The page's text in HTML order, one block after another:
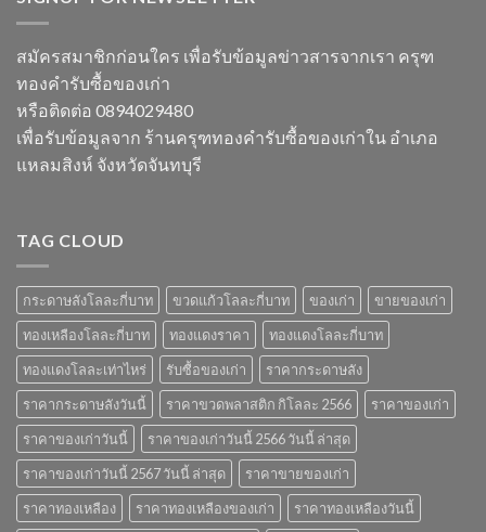
ซื้อ
เก่า
ที่
สนใจ
ในปี
ไหร่
ราคา
วัสดุ
ซื้อ
ของ
เก่า
ยอด
2566
สมัครสมาชิกก่อนใคร เพื่อรับข้อมูลข่าวสารจากเรา ครุฑ
ทองคำรับซื้อของเก่า
หรือติดต่อ 0894029480
เพื่อรับข้อมูลจาก ร้านครุฑทองคำรับซื้อของเก่าใน อำเภอ
แหลมสิงห์ จังหวัดจันทบุรี
TAG CLOUD
กระดาษลังโลละกี่บาท ขวดแก้วโลละกี่บาท ของเก่า
ขายของเก่า
ทองเหลืองโลละกี่บาท
ทองแดงราคา
ทองแดงโลละกี่บาท
ทองแดงโลละเท่าไหร่
รับซื้อของเก่า
ราคากระดาษลัง
ราคากระดาษลังวันนี้
ราคาขวดพลาสติก กิโลละ 2566
ราคาของเก่า
ราคาของเก่าวันนี้
ราคาของเก่าวันนี้ 2566 วันนี้ ล่าสุด
ราคาของเก่าวันนี้ 2567 วันนี้ ล่าสุด
ราคาขายของเก่า
ราคาทองเหลือง
ราคาทองเหลืองของเก่า
ราคาทองเหลืองวันนี้